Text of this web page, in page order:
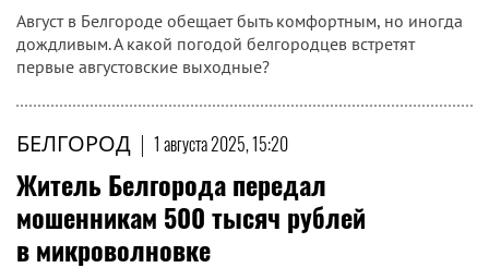
Август в Белгороде обещает быть комфортным, но иногда
дождливым. А какой погодой белгородцев встретят
первые августовские выходные?
БЕЛГОРОД | 1 августа 2025, 15:20
Житель Белгорода передал
мошенникам 500 тысяч рублей
в микроволновке